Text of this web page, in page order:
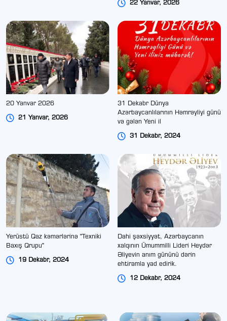
22 Yanvar, 2026
20 Yanvar 2026
21 Yanvar, 2026
31 Dekabr Dünya
Azərbaycanlılarının Həmrəyliyi günü
və gələn Yeni il
31 Dekabr, 2024
Yerüstü Qaz kəmərlərinə "Texniki
Baxış Qrupu"
19 Dekabr, 2024
Dahi şəxsiyyət, Azərbaycanın
xalqının Ümummilli Lideri Heydər
Əliyevin anım gününü dərin
ehtiramla yad edirik.
12 Dekabr, 2024